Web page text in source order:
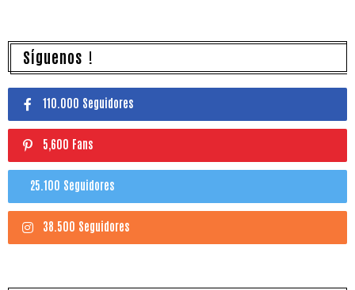
Síguenos !
110.000 Seguidores
5,600 Fans
25.100 Seguidores
38.500 Seguidores